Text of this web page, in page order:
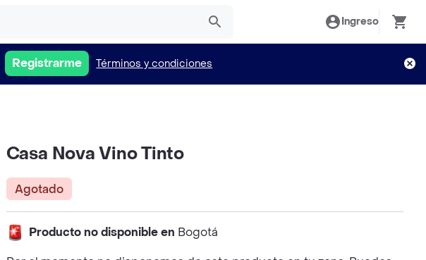
Ingreso
Registrarme Términos y condiciones
Casa Nova Vino Tinto
Agotado
Producto no disponible en Bogotá